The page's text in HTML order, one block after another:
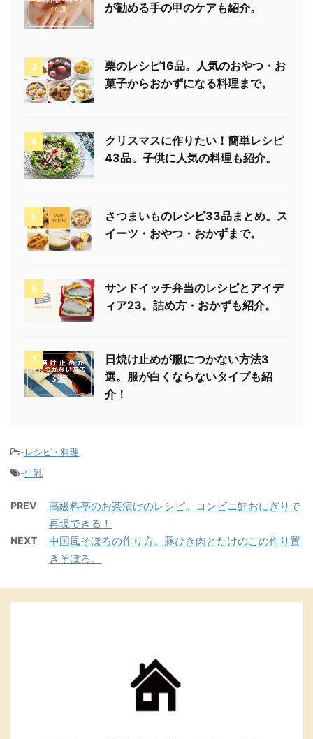
が勧める手の甲のケアも紹介。
3
栗のレシピ16品。人気のおやつ・お
菓子からおかずになる料理まで。
4
クリスマスに作りたい！簡単レシピ
43品。子供に人気の料理も紹介。
5
さつまいものレシピ33品まとめ。ス
イーツ・おやつ・おかずまで。
6
サンドイッチ弁当のレシピとアイデ
ィア23。詰め方・おかずも紹介。
7
日焼け止めが服につかない方法3
選。服が白くならないタイプも紹
介！
-レシピ・料理
-牛乳
PREV
高級料亭のお茶漬けのレシピ。コンビニ鮭おにぎりで
再現できる！
NEXT
中国風そぼろの作り方。豚ひき肉とたけのこの作り置
きそぼろ。